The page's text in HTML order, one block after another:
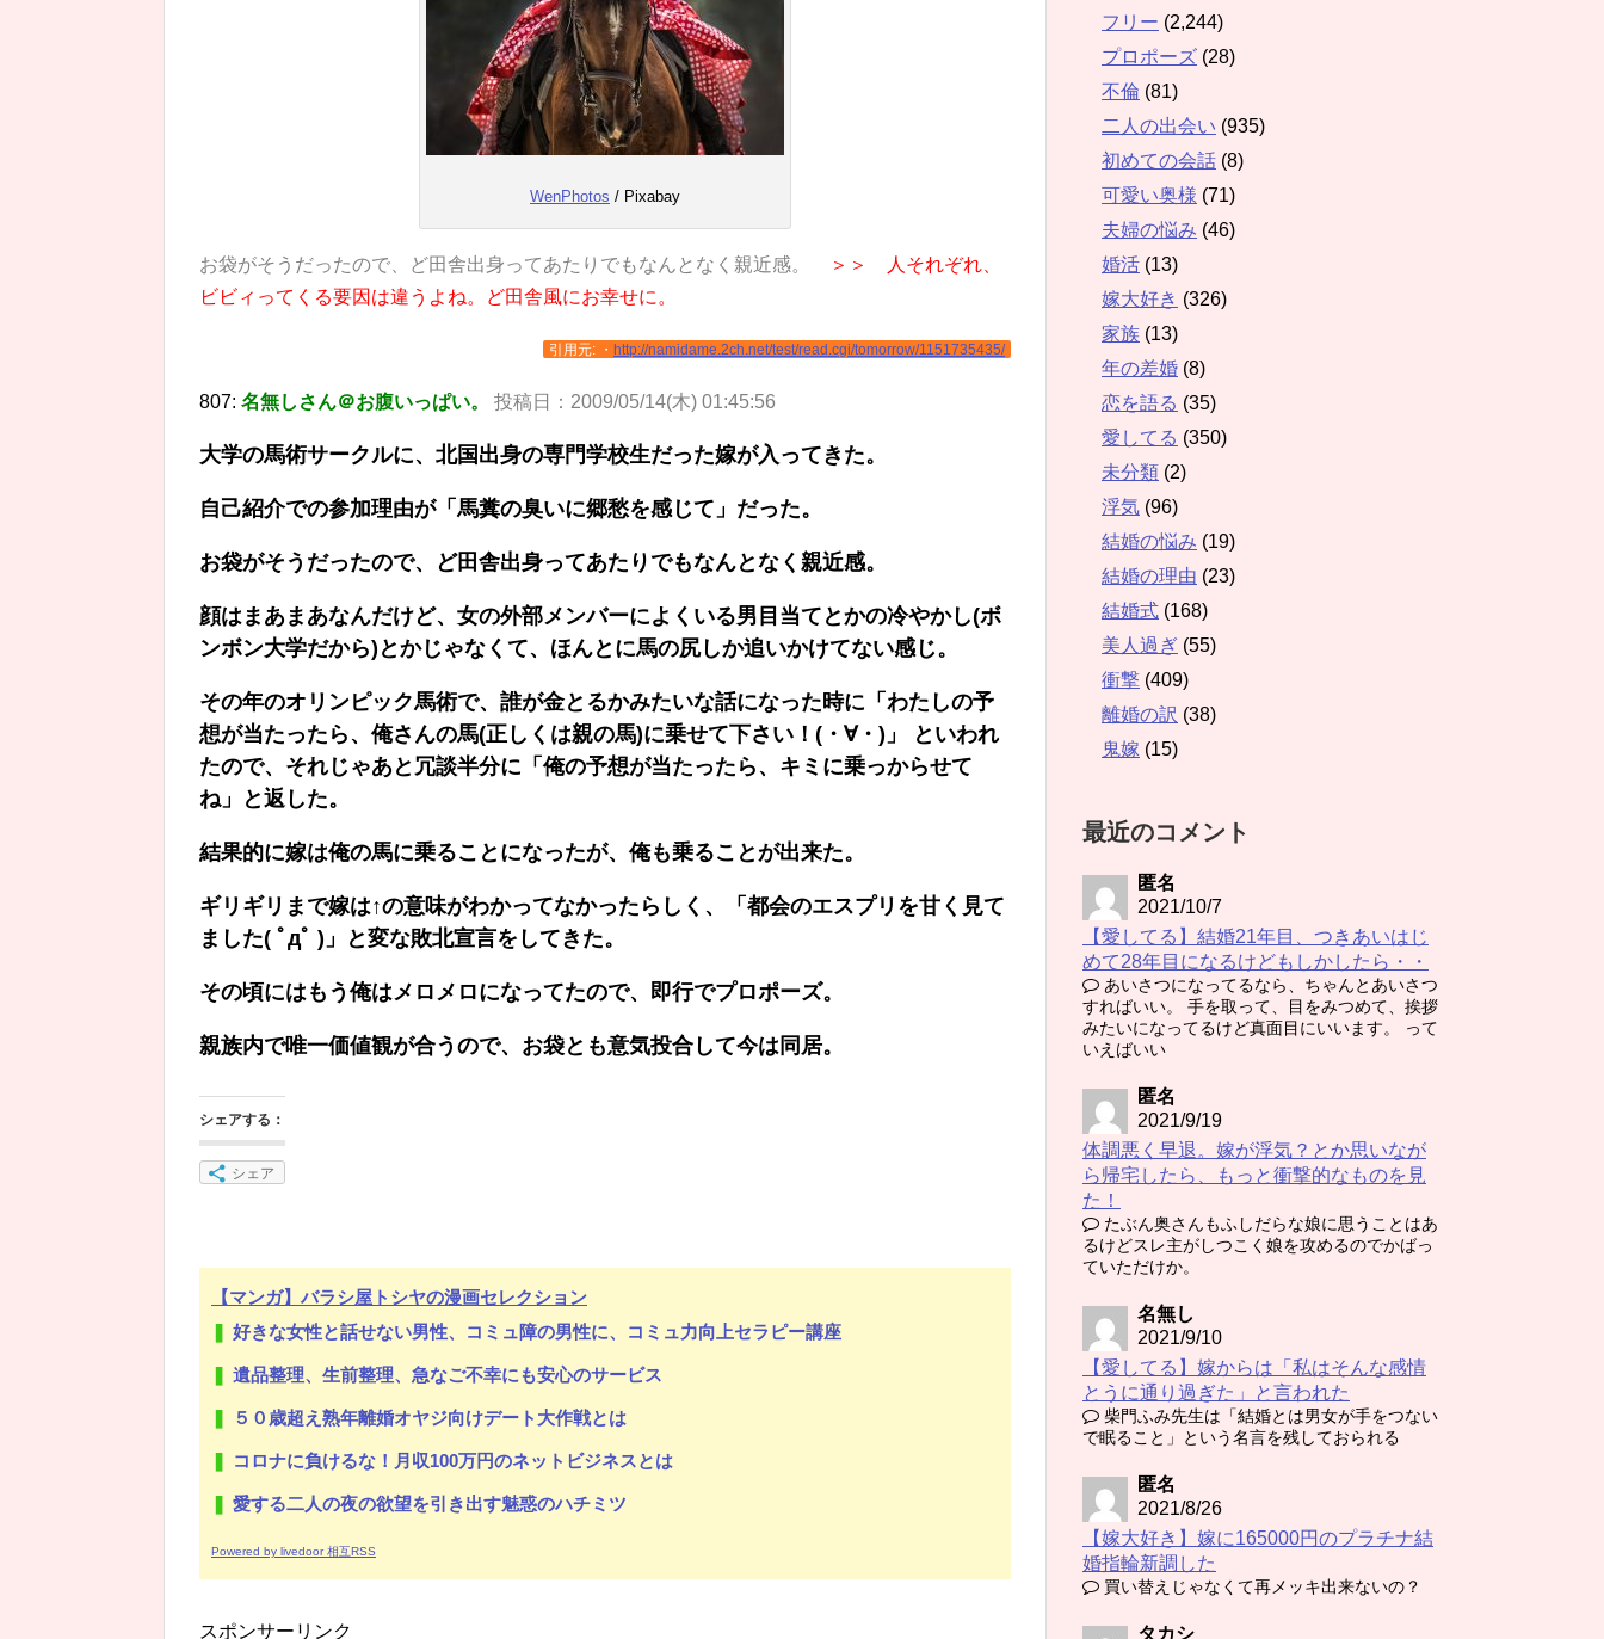
WenPhotos / Pixabay
お袋がそうだったので、ど田舎出身ってあたりでもなんとなく親近感。
＞＞ 人それぞれ、
ビビィってくる要因は違うよね。ど田舎風にお幸せに。
引用元: ・ http://namidame.2ch.net/test/read.cgi/tomorrow/1151735435/
807: 名無しさん＠お腹いっぱい。 投稿日：2009/05/14(木) 01:45:56
大学の馬術サークルに、北国出身の専門学校生だった嫁が入ってきた。
自己紹介での参加理由が「馬糞の臭いに郷愁を感じて」だった。
お袋がそうだったので、ど田舎出身ってあたりでもなんとなく親近感。
顔はまあまあなんだけど、女の外部メンバーによくいる男目当てとかの冷やかし(ボ
ンボン大学だから)とかじゃなくて、ほんとに馬の尻しか追いかけてない感じ。
その年のオリンピック馬術で、誰が金とるかみたいな話になった時に「わたしの予
想が当たったら、俺さんの馬(正しくは親の馬)に乗せて下さい！(・∀・)」 といわれ
たので、それじゃあと冗談半分に「俺の予想が当たったら、キミに乗っからせて
ね」と返した。
結果的に嫁は俺の馬に乗ることになったが、俺も乗ることが出来た。
ギリギリまで嫁は↑の意味がわかってなかったらしく、「都会のエスプリを甘く見て
ました( ﾟдﾟ )」と変な敗北宣言をしてきた。
その頃にはもう俺はメロメロになってたので、即行でプロポーズ。
親族内で唯一価値観が合うので、お袋とも意気投合して今は同居。
シェアする：
シェア
【マンガ】バラシ屋トシヤの漫画セレクション
好きな女性と話せない男性、コミュ障の男性に、コミュ力向上セラピー講座
遺品整理、生前整理、急なご不幸にも安心のサービス
５０歳超え熟年離婚オヤジ向けデート大作戦とは
コロナに負けるな！月収100万円のネットビジネスとは
愛する二人の夜の欲望を引き出す魅惑のハチミツ
Powered by livedoor 相互RSS
スポンサーリンク
フリー (2,244)
プロポーズ (28)
不倫 (81)
二人の出会い (935)
初めての会話 (8)
可愛い奥様 (71)
夫婦の悩み (46)
婚活 (13)
嫁大好き (326)
家族 (13)
年の差婚 (8)
恋を語る (35)
愛してる (350)
未分類 (2)
浮気 (96)
結婚の悩み (19)
結婚の理由 (23)
結婚式 (168)
美人過ぎ (55)
衝撃 (409)
離婚の訳 (38)
鬼嫁 (15)
最近のコメント
匿名
2021/10/7
【愛してる】結婚21年目、つきあいはじ
めて28年目になるけどもしかしたら・・
あいさつになってるなら、ちゃんとあいさつ
すればいい。 手を取って、目をみつめて、挨拶
みたいになってるけど真面目にいいます。 って
いえばいい
匿名
2021/9/19
体調悪く早退。嫁が浮気？とか思いなが
ら帰宅したら、もっと衝撃的なものを見
た！
たぶん奥さんもふしだらな娘に思うことはあ
るけどスレ主がしつこく娘を攻めるのでかばっ
ていただけか。
名無し
2021/9/10
【愛してる】嫁からは「私はそんな感情
とうに通り過ぎた」と言われた
柴門ふみ先生は「結婚とは男女が手をつない
で眠ること」という名言を残しておられる
匿名
2021/8/26
【嫁大好き】嫁に165000円のプラチナ結
婚指輪新調した
買い替えじゃなくて再メッキ出来ないの？
タカシ